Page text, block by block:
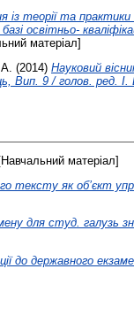
теорії та практики
освітньо-
матеріал]
(2014) Науковий
Вип. 9 / голов. ред.
[Навчальний матеріал]
тексту як об’єкт
для студ. галузь
до державного